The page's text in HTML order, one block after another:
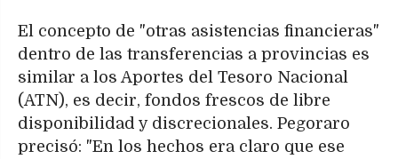
El concepto de "otras asistencias financieras"
dentro de las transferencias a provincias es
similar a los Aportes del Tesoro Nacional
(ATN), es decir, fondos frescos de libre
disponibilidad y discrecionales. Pegoraro
precisó: "En los hechos era claro que ese